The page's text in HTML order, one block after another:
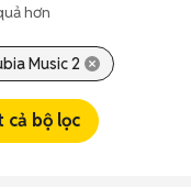
hơn
Music 2
cả bộ lọc